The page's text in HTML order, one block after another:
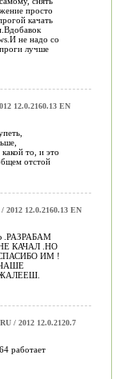
просто
качать
не надо со
лучше
12.0.2160.13 EN
то, и это
отстой
2012 12.0.2160.13 EN
.РАЗРАБАМ
КАЧАЛ .НО
ИМ !
/ 2012 12.0.2120.7
работает